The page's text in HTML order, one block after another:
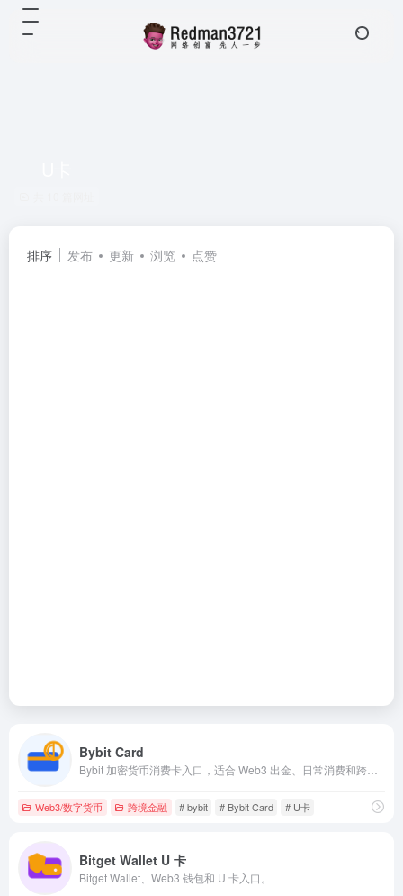
排序 发布 更新 浏览 点赞
Bybit Card
Web3/数字货币 跨境金融 # bybit # Bybit Card # U卡
Bitget Wallet U 卡
Bitget Wallet、Web3 钱包和 U 卡入口。